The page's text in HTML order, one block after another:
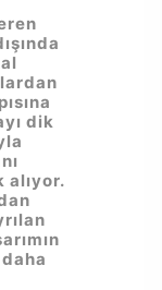
dik
alıyor.